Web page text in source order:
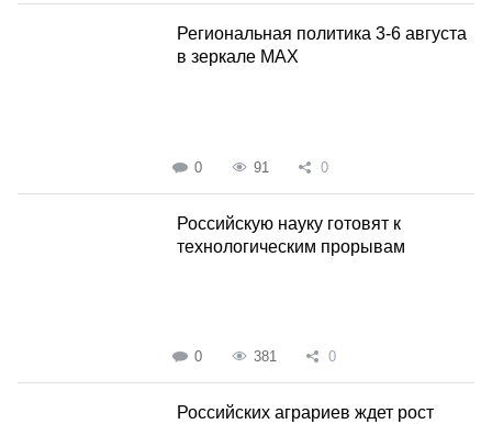
Региональная политика 3-6 августа
в зеркале MAX
0 91 0
Российскую науку готовят к
технологическим прорывам
0 381 0
Российских аграриев ждет рост